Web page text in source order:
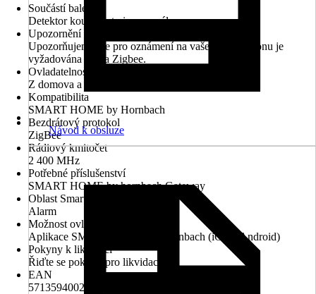
Součástí balení
Detektor kouře, baterie, manuál
Upozornění
Upozorňujeme, že pro oznámení na vašem smartphonu je
vyžadována brána Zigbee.
Ovladatelnost přes aplikaci
Z domova a mimo domov
Kompatibilita
SMART HOME by Hornbach
Bezdrátový protokol
ZigBee
Rádiový kmitočet
2 400 MHz
Potřebné příslušenství
SMART HOME by hornbach Gateway
Oblast Smart Home
Alarm
Možnost ovládání
Aplikace SMART HOME by hornbach (iOS a Android)
Pokyny k likvidaci
Řiďte se pokyny pro likvidaci
EAN
5713594002330
Návod k obsluze